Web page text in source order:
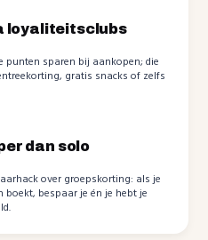
loyaliteitsclubs
sparen bij aankopen; die
gratis snacks of zelfs
dan solo
over groepskorting: als je
bespaar je én je hebt je